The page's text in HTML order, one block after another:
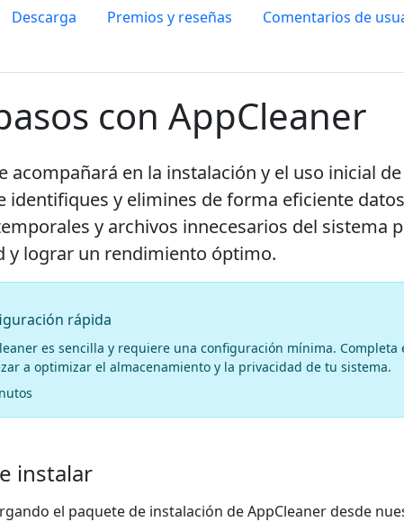
Descarga Premios y reseñas Comentarios de
con AppCleaner
acompañará en la instalación y el uso inicial de
identifiques y elimines de forma eficiente datos
y archivos innecesarios del sistema
y lograr un rendimiento óptimo.
rápida
es sencilla y requiere una configuración mínima. Completa
a optimizar el almacenamiento y la privacidad de tu sistema.
instalar
el paquete de instalación de AppCleaner desde